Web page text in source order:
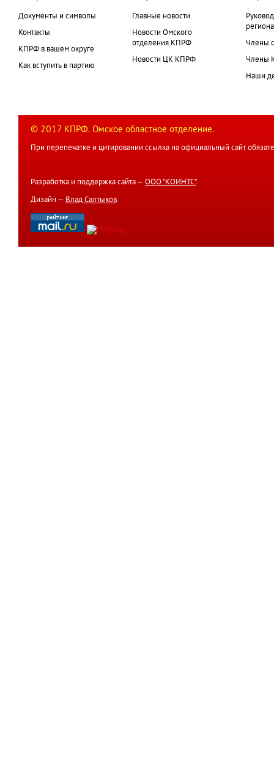
Документы и символы
Контакты
КПРФ в вашем округе
Как вступить в партию
Главные новости
Новости Омского
отделения КПРФ
Новости ЦК КПРФ
Члены
Члены
Наши
© 2017 КПРФ. Омское областное отделение.
При перепечатке и цитировании ссылка на официальный сайт
Разработка и поддержка сайта — ООО "КОИНТС".
Дизайн — Влад Салтыков.